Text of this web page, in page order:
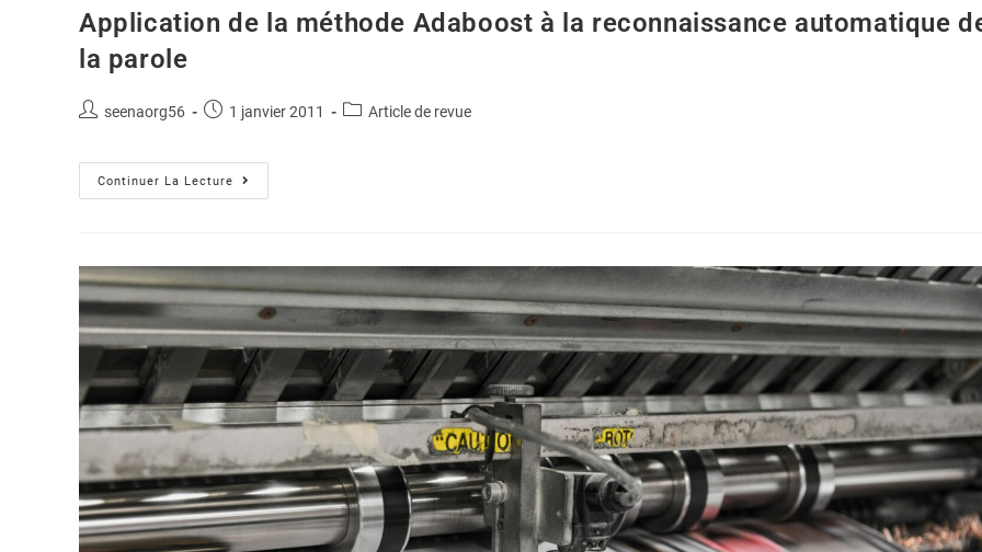
Application de la méthode Adaboost à la reconnaissance automatique
la parole
seenaorg56 1 janvier 2011 Article de revue
Continuer La Lecture